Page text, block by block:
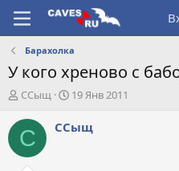
Барахолка
У кого хреново с
А
т
о
т
ССыщ
Д
т
19 Янв 2011
С ССыщ